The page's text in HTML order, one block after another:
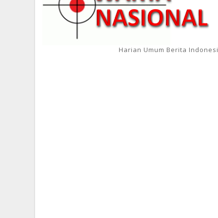
Harian Umum Berita